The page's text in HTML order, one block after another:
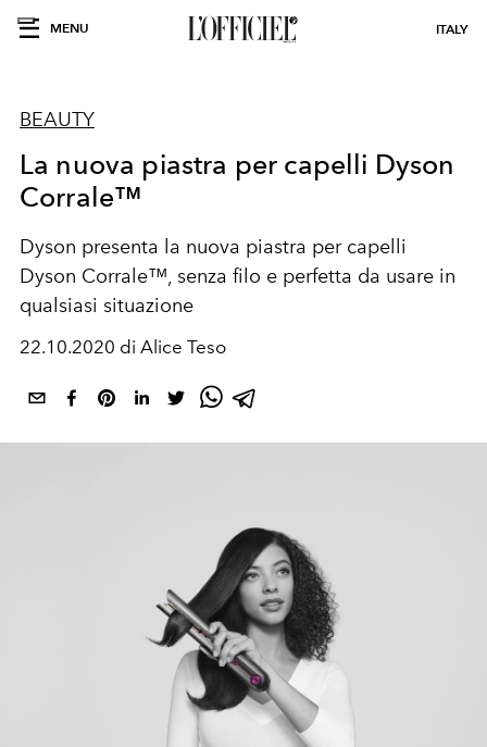
MENU ITALY
BEAUTY
La nuova piastra per capelli Dyson
Corrale™
Dyson presenta la nuova piastra per capelli
Dyson Corrale™, senza filo e perfetta da usare in
qualsiasi situazione
22.10.2020 di Alice Teso